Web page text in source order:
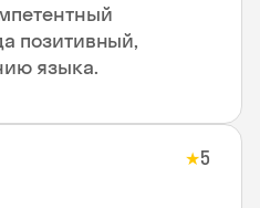
позитивный,
языка.
★5